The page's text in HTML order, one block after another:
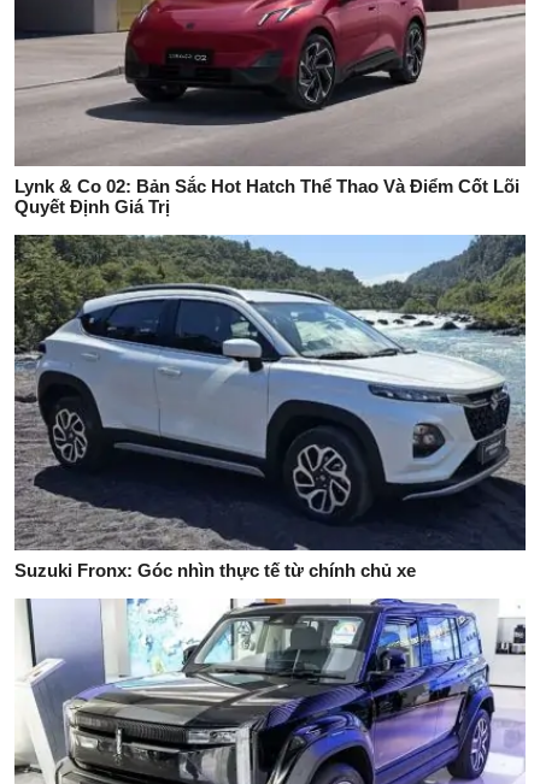
Lynk & Co 02: Bản Sắc Hot Hatch Thể Thao Và Điểm Cốt Lõi
Quyết Định Giá Trị
Suzuki Fronx: Góc nhìn thực tế từ chính chủ xe